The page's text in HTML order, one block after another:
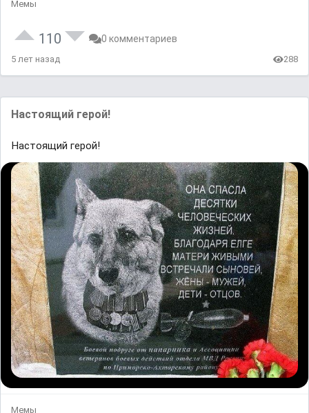
Мемы
110 0 комментариев
5 лет назад 288
Настоящий герой!
Настоящий герой!
Мемы